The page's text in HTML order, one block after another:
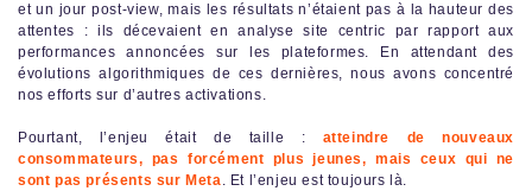
et un jour post-view, mais les résultats n’étaient pas à la hauteur des
attentes : ils décevaient en analyse site centric par rapport aux
performances annoncées sur les plateformes. En attendant des
évolutions algorithmiques de ces dernières, nous avons concentré
nos efforts sur d’autres activations.
Pourtant, l’enjeu était de taille : atteindre de nouveaux
consommateurs, pas forcément plus jeunes, mais ceux qui ne
sont pas présents sur Meta. Et l’enjeu est toujours là.